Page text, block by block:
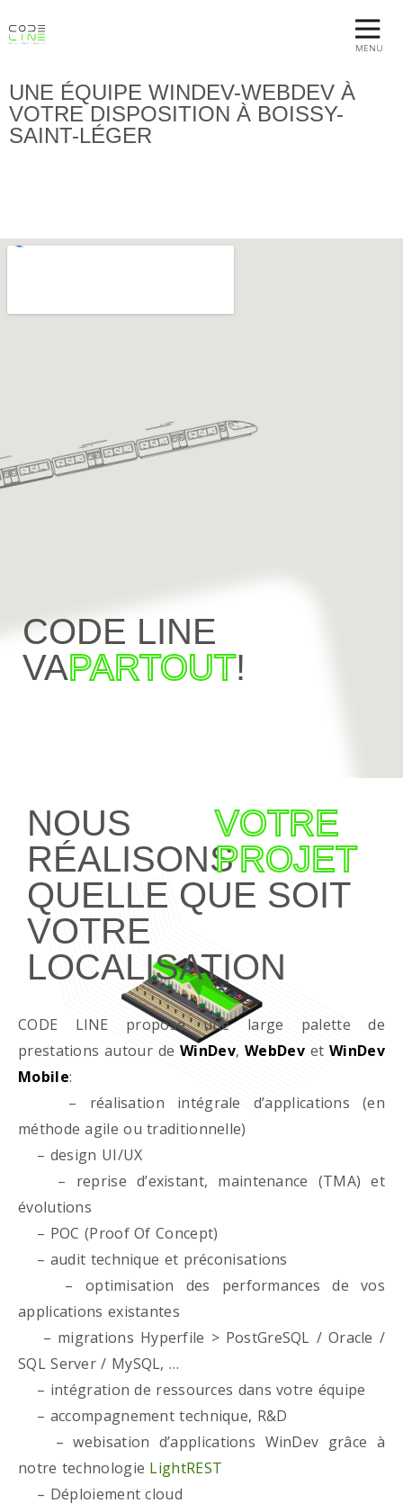
MENU
UNE ÉQUIPE WINDEV-WEBDEV À
VOTRE DISPOSITION À BOISSY-
SAINT-LÉGER
CODE LINE
VAPARTOUT!
NOUS
RÉALISONS
VOTRE
PROJET
QUELLE QUE SOIT
VOTRE
LOCALISATION
CODE LINE propose une large palette de
prestations autour deWinDev,WebDevet WinDev
Mobile:
– réalisation intégrale d’applications (en
méthode agile ou traditionnelle)
– design UI/UX
– reprise d’existant, maintenance (TMA) et
évolutions
– POC (Proof Of Concept)
– audit technique et préconisations
– optimisation des performances de vos
applications existantes
– migrations Hyperfile > PostGreSQL / Oracle /
SQL Server / MySQL, …
– intégration de ressources dans votre équipe
– accompagnement technique, R&D
– webisation d’applications WinDev grâce à
notre technologie LightREST
– Déploiement cloud